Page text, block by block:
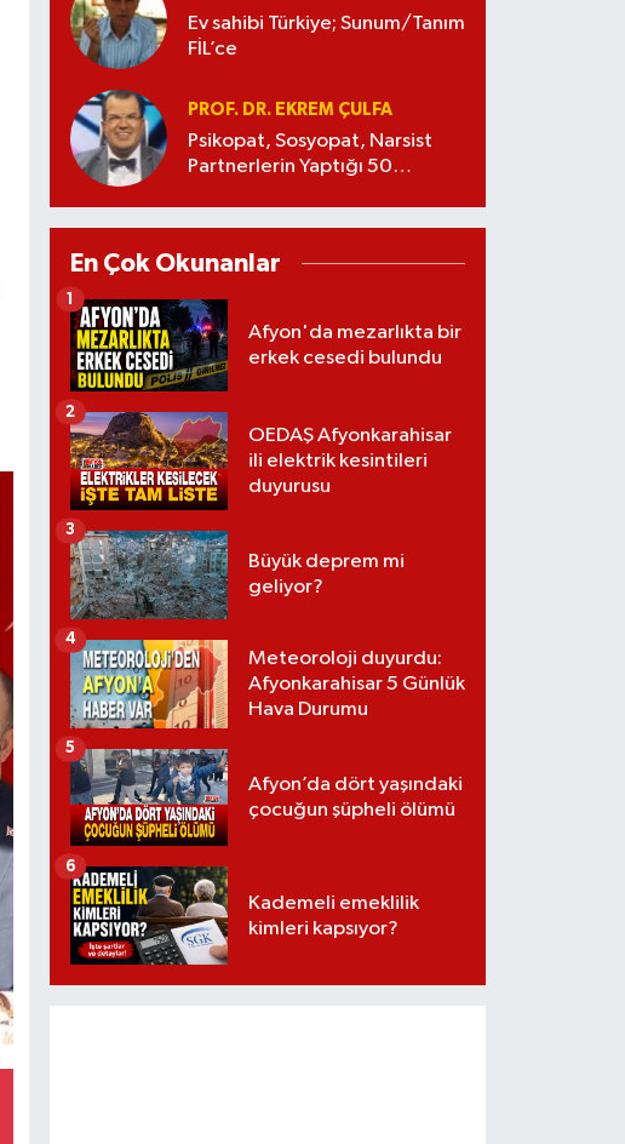
Ev sahibi Türkiye; Sunum/Tanım
FİL’ce
PROF. DR. EKREM ÇULFA
Psikopat, Sosyopat, Narsist
Partnerlerin Yaptığı 50
En Çok Okunanlar
Afyon'da mezarlıkta bir
erkek cesedi bulundu
1
OEDAŞ Afyonkarahisar
ili elektrik kesintileri
duyurusu
2
Büyük deprem mi
geliyor?
3
Meteoroloji duyurdu:
Afyonkarahisar 5 Günlük
Hava Durumu
4
Afyon’da dört yaşındaki
çocuğun şüpheli ölümü
5
Kademeli emeklilik
kimleri kapsıyor?
6